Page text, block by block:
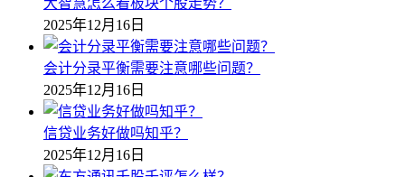
2025年12月16日
会计分录平衡需要注意哪些问题？
2025年12月16日
信贷业务好做吗知乎？
2025年12月16日